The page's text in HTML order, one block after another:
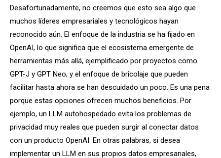
Desafortunadamente, no creemos que esto sea algo que
muchos líderes empresariales y tecnológicos hayan
reconocido aún. El enfoque de la industria se ha fijado en
OpenAI, lo que significa que el ecosistema emergente de
herramientas más allá, ejemplificado por proyectos como
GPT-J y GPT Neo, y el enfoque de bricolaje que pueden
facilitar hasta ahora se han descuidado un poco. Es una pena
porque estas opciones ofrecen muchos beneficios. Por
ejemplo, un LLM autohospedado evita los problemas de
privacidad muy reales que pueden surgir al conectar datos
con un producto OpenAI. En otras palabras, si desea
implementar un LLM en sus propios datos empresariales,